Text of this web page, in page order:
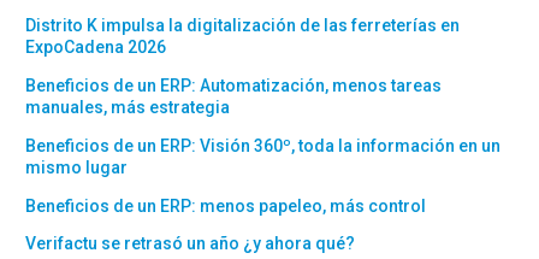
Distrito K impulsa la digitalización de las ferreterías en
ExpoCadena 2026
Beneficios de un ERP: Automatización, menos tareas
manuales, más estrategia
Beneficios de un ERP: Visión 360º, toda la información en un
mismo lugar
Beneficios de un ERP: menos papeleo, más control
Verifactu se retrasó un año ¿y ahora qué?